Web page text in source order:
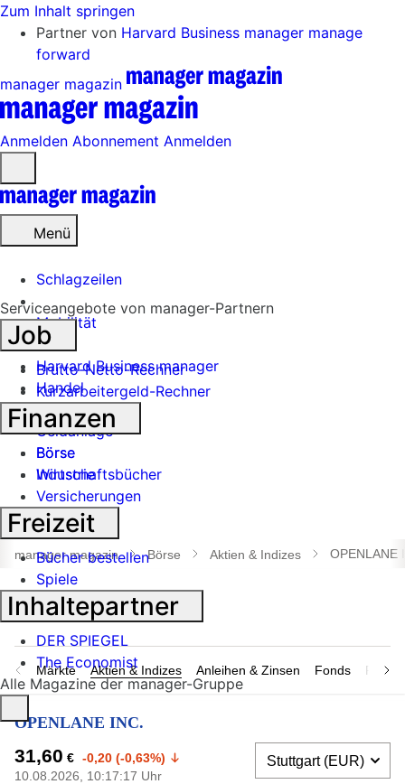
Zum Inhalt springen
Partner von Harvard Business manager manage
forward
manager magazin
Anmelden Abonnement Anmelden
öffnen
Menü
Schlagzeilen
Mobilität
Tech
Harvard Business manager
Handel
Banken
Geldanlage
Börse
Industrie
Suche
öffnen
manager magazin Börse Aktien & Indizes OPENLANE
Märkte Aktien & Indizes Anleihen & Zinsen Fonds
OPENLANE INC.
31,60 € -0,20 (-0,63%)
10.08.2026, 10:17:17 Uhr
Serviceangebote von manager-Partnern
Job
Brutto-Netto-Rechner
Kurzarbeitergeld-Rechner
Finanzen
Börse
Wirtschaftsbücher
Versicherungen
Freizeit
Bücher bestellen
Spiele
Inhaltepartner
DER SPIEGEL
The Economist
Alle Magazine der manager-Gruppe